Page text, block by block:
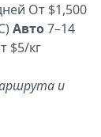
От $1,500
Авто7–14
$5/кг
и